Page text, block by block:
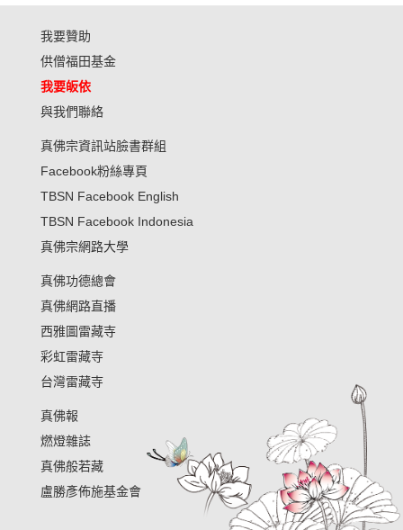
我要贊助
供僧福田基金
我要皈依
與我們聯絡
真佛宗資訊站臉書群組
Facebook粉絲專頁
TBSN Facebook English
TBSN Facebook Indonesia
真佛宗網路大學
真佛功德總會
真佛網路直播
西雅圖雷藏寺
彩虹雷藏寺
台灣雷藏寺
真佛報
燃燈雜誌
真佛般若藏
盧勝彥佈施基金會